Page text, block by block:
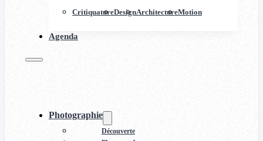
CritiquatureDesignArchitectureMotion
Agenda
Photographie
Découverte